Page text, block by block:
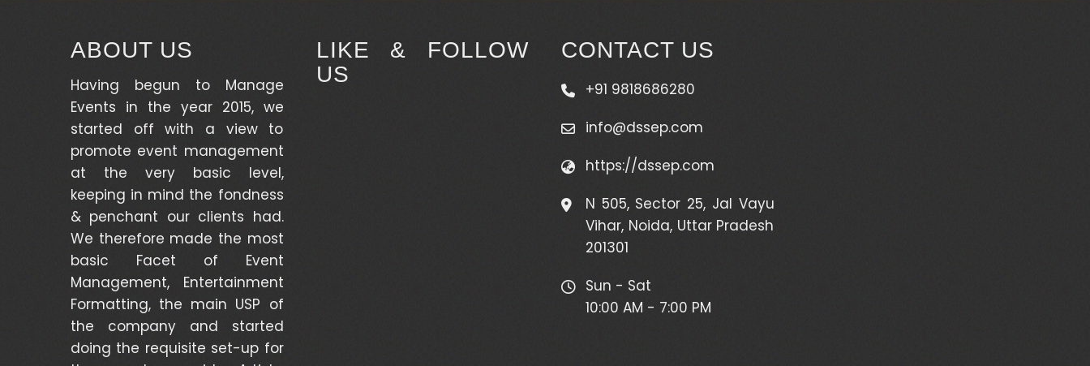
ABOUT US
Having begun to Manage
Events in the year 2015, we
started off with a view to
promote event management
at the very basic level,
keeping in mind the fondness
& penchant our clients had.
We therefore made the most
basic Facet of Event
Management, Entertainment
Formatting, the main USP of
the company and started
doing the requisite set-up for
LIKE & FOLLOW
US
CONTACT US
+91 9818686280
info@dssep.com
https://dssep.com
N 505, Sector 25, Jal Vayu
Vihar, Noida, Uttar Pradesh
201301
Sun - Sat
10:00 AM - 7:00 PM